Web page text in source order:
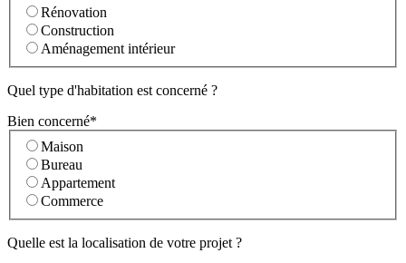
Rénovation
Construction
Aménagement intérieur
Quel type d'habitation est concerné ?
Bien concerné*
Maison
Bureau
Appartement
Commerce
Quelle est la localisation de votre projet ?